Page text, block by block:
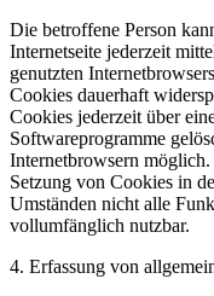
Die betroffene Person
Internetseite jederzeit
genutzten
Cookies dauerhaft
Cookies jederzeit über
Softwareprogramme
Internetbrowsern
Setzung von Cookies in
Umständen nicht alle
vollumfänglich nutzbar.
4. Erfassung von